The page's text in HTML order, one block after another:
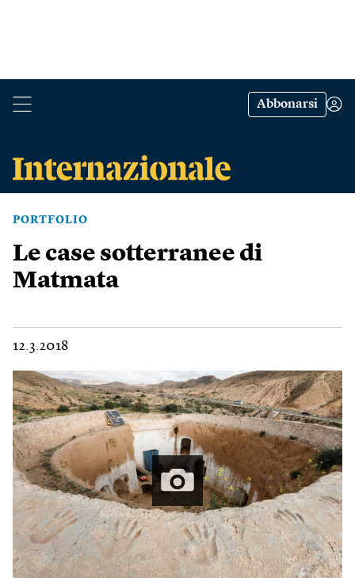
Abbonarsi
PORTFOLIO
Le case sotterranee di
Matmata
12.3.2018